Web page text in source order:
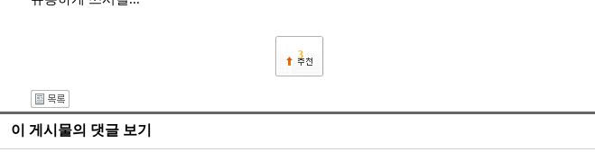
3
이 게시물의 댓글 보기